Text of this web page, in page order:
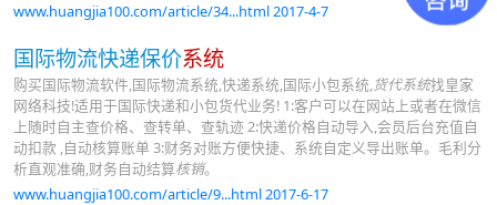
www.huangjia100.com/article/34...html 2017-4-7
国际物流快递保价系统
购买国际物流软件,国际物流系统,快递系统,国际小包系统,货代系统找皇家
网络科技!适用于国际快递和小包货代业务! 1:客户可以在网站上或者在微信
上随时自主查价格、查转单、查轨迹 2:快递价格自动导入,会员后台充值自
动扣款 ,自动核算账单 3:财务对账方便快捷、系统自定义导出账单。毛利分
析直观准确,财务自动结算核销。
www.huangjia100.com/article/9...html 2017-6-17